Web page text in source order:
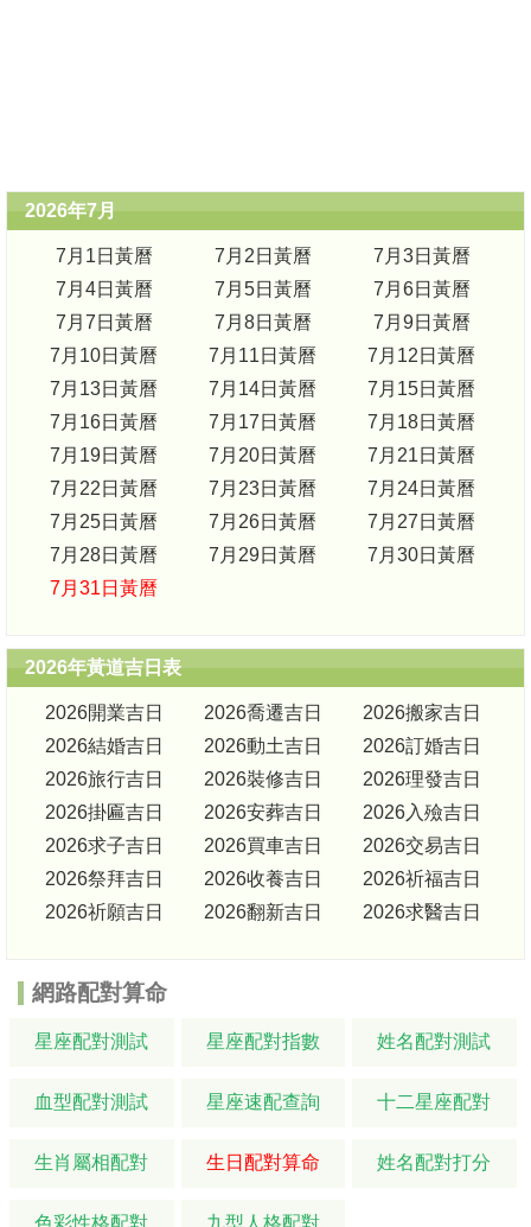
2026年7月
7月1日黃曆 7月2日黃曆
7月3日黃曆
7月4日黃曆
7月5日黃曆
7月6日黃曆
7月7日黃曆
7月8日黃曆
7月9日黃曆
7月10日黃曆
7月11日黃曆
7月12日黃曆
7月13日黃曆
7月14日黃曆
7月15日黃曆
7月16日黃曆
7月17日黃曆
7月18日黃曆
7月19日黃曆
7月20日黃曆
7月21日黃曆
7月22日黃曆
7月23日黃曆
7月24日黃曆
7月25日黃曆
7月26日黃曆
7月27日黃曆
7月28日黃曆
7月29日黃曆
7月30日黃曆
7月31日黃曆
2026年黃道吉日表
2026開業吉日 2026喬遷吉日
2026搬家吉日
2026結婚吉日
2026動土吉日
2026訂婚吉日
2026旅行吉日
2026裝修吉日
2026理發吉日
2026掛匾吉日
2026安葬吉日
2026入殮吉日
2026求子吉日
2026買車吉日
2026交易吉日
2026祭拜吉日
2026收養吉日
2026祈福吉日
2026祈願吉日
2026翻新吉日 2026求醫吉日
網路配對算命
星座配對測試 星座配對指數 姓名配對測試
血型配對測試 星座速配查詢 十二星座配對
生肖屬相配對 生日配對算命 姓名配對打分
色彩性格配對 九型人格配對